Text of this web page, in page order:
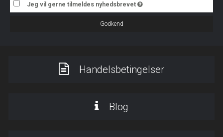
Jeg vil gerne tilmeldes nyhedsbrevet
Godkend
Handelsbetingelser
Blog